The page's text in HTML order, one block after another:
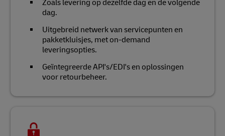
Zoals levering op dezelfde dag en de volgende
dag.
Uitgebreid netwerk van servicepunten en
pakketkluisjes, met on-demand
leveringsopties.
Geïntegreerde API's/EDI's en oplossingen
voor retourbeheer.